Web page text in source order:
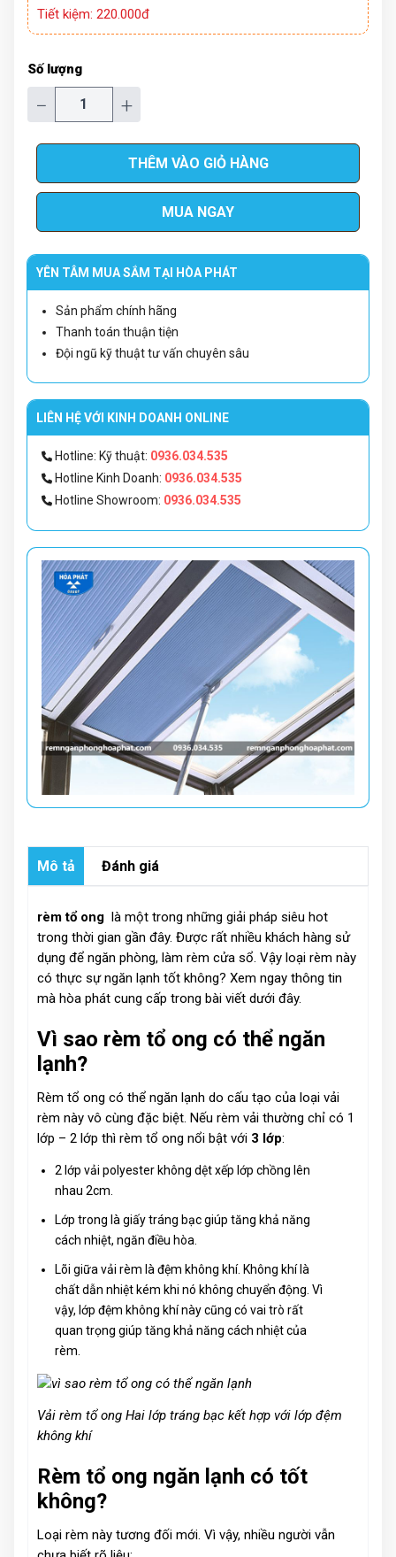
Tiết kiệm: 220.000đ
Số lượng
− +
THÊM VÀO GIỎ HÀNG
MUA NGAY
YÊN TÂM MUA SẮM TẠI HÒA PHÁT
Sản phẩm chính hãng
Thanh toán thuận tiện
Đội ngũ kỹ thuật tư vấn chuyên sâu
LIÊN HỆ VỚI KINH DOANH ONLINE
Hotline: Kỹ thuật: 0936.034.535
Hotline Kinh Doanh: 0936.034.535
Hotline Showroom: 0936.034.535
Mô tả Đánh giá
rèm tổ ong là một trong những giải pháp siêu hot
trong thời gian gần đây. Được rất nhiều khách hàng sử
dụng để ngăn phòng, làm rèm cửa sổ. Vậy loại rèm này
có thực sự ngăn lạnh tốt không? Xem ngay thông tin
mà hòa phát cung cấp trong bài viết dưới đây.
Vì sao rèm tổ ong có thể ngăn
lạnh?
Rèm tổ ong có thể ngăn lạnh do cấu tạo của loại vải
rèm này vô cùng đặc biệt. Nếu rèm vải thường chỉ có 1
lớp – 2 lớp thì rèm tổ ong nổi bật với 3 lớp:
2 lớp vải polyester không dệt xếp lớp chồng lên
nhau 2cm.
Lớp trong là giấy tráng bạc giúp tăng khả năng
cách nhiệt, ngăn điều hòa.
Lõi giữa vải rèm là đệm không khí. Không khí là
chất dẫn nhiệt kém khi nó không chuyển động. Vì
vậy, lớp đệm không khí này cũng có vai trò rất
quan trọng giúp tăng khả năng cách nhiệt của
rèm.
Vải rèm tổ ong Hai lớp tráng bạc kết hợp với lớp đệm
không khí
Rèm tổ ong ngăn lạnh có tốt
không?
Loại rèm này tương đối mới. Vì vậy, nhiều người vẫn